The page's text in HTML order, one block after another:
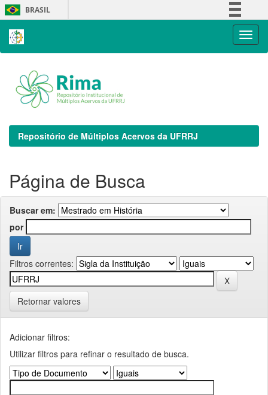
Skip
navigation
BRASIL
Repositório de Múltiplos Acervos da UFRRJ
Página de Busca
Buscar em:
por
Filtros correntes:
Retornar valores
Adicionar filtros:
Utilizar filtros para refinar o resultado de busca.